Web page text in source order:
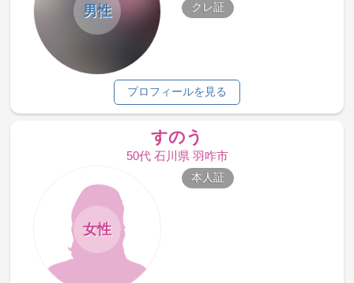
男性
クレ証
プロフィールを見る
すのう
50代 石川県 羽咋市
女性
本人証